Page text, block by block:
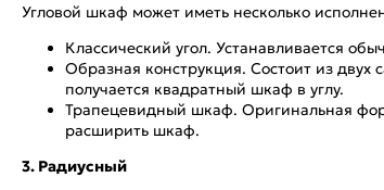
Угловой шкаф может иметь несколько
Классический угол. Устанавливается
Образная конструкция. Состоит из двух
получается квадратный шкаф в углу.
Трапецевидный шкаф. Оригинальная
расширить шкаф.
3. Радиусный